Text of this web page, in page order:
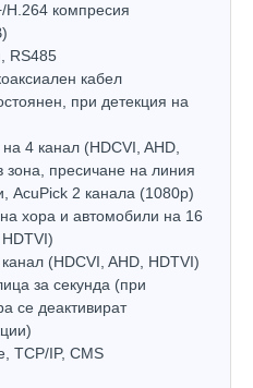
H.264 компресия
RS485
кабел
при детекция на
4 канал (HDCVI, AHD,
зона, пресичане на линия
AcuPick 2 канала (1080р)
хора и автомобили на 16
(HDCVI, AHD, HDTVI)
за секунда (при
се деактивират
TCP/IP, CMS